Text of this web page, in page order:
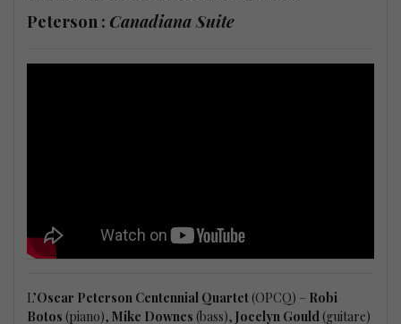
Peterson : Canadiana Suite
L’Oscar Peterson Centennial Quartet (OPCQ) – Robi
Botos (piano), Mike Downes (bass), Jocelyn Gould (guitare)